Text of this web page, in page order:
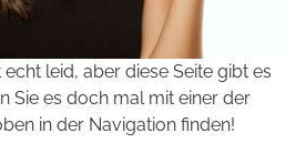
leid, aber diese Seite gibt es
Sie es doch mal mit einer der
in der Navigation finden!